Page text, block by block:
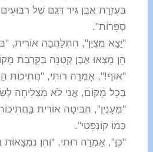
בְּעֶזְרַת אֶבֶן גִּיר דֶּגֶם שֶׁל
סְפָרוֹת".
"יָצָא מְצֻיָּן", הִתְלַהֲבָה אוֹרִית,
הֵן מָצְאוּ אֶבֶן קְטַנָּה בְּקִרְבַת
"אוּף!", אָמְרָה רוּתִי, "חֲתִיכוֹת
בְּכָל מָקוֹם, אֲנִי לֹא מַצְלִיחָה
"מְעַנְיֵן", הִבִּיטָה אוֹרִית
כְּמוֹ קוֹנְפֵטִי".
"כֵּן", אָמְרָה רוּתִי, "וְהֵן